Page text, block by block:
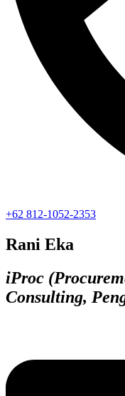
+62 812-1052-2353
Rani Eka
iProc
Consulting,